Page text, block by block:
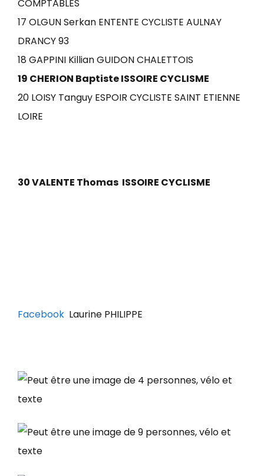
COMPTABLES
17 OLGUN Serkan ENTENTE CYCLISTE AULNAY
DRANCY 93
18 GAPPINI Killian GUIDON CHALETTOIS
19 CHERION Baptiste ISSOIRE CYCLISME
20 LOISY Tanguy ESPOIR CYCLISTE SAINT ETIENNE
LOIRE
30 VALENTE Thomas ISSOIRE CYCLISME
Facebook Laurine PHILIPPE